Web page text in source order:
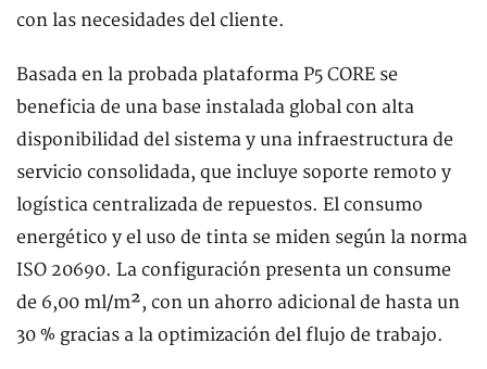
con las necesidades del cliente.
Basada en la probada plataforma P5 CORE se
beneficia de una base instalada global con alta
disponibilidad del sistema y una infraestructura de
servicio consolidada, que incluye soporte remoto y
logística centralizada de repuestos. El consumo
energético y el uso de tinta se miden según la norma
ISO 20690. La configuración presenta un consume
de 6,00 ml/m², con un ahorro adicional de hasta un
30 % gracias a la optimización del flujo de trabajo.